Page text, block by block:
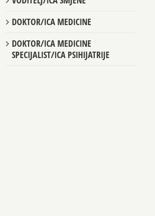
DOKTOR/ICA MEDICINE
DOKTOR/ICA MEDICINE
SPECIJALIST/ICA PSIHIJATRIJE